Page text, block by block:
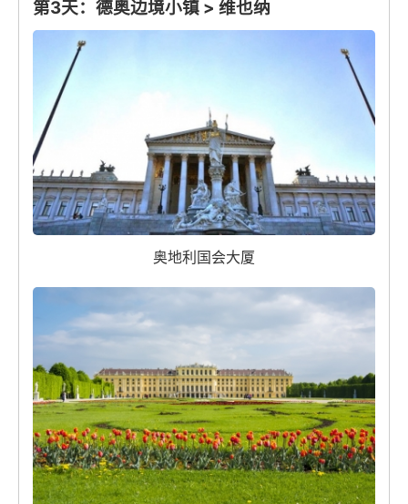
第3天：德奥边境小镇 > 维也纳
奥地利国会大厦